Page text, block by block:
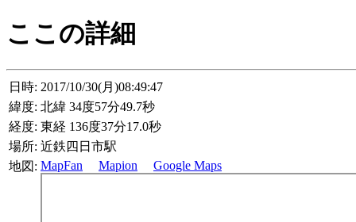
ここの詳細
日時: 2017/10/30(月)08:49:47
緯度: 北緯 34度57分49.7秒
経度: 東経 136度37分17.0秒
場所: 近鉄四日市駅
地図: MapFan Mapion Google Maps